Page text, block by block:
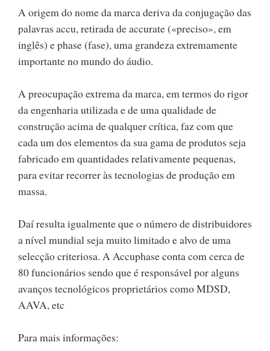
A origem do nome da marca deriva da conjugação das
palavras accu, retirada de accurate («preciso», em
inglês) e phase (fase), uma grandeza extremamente
importante no mundo do áudio.
A preocupação extrema da marca, em termos do rigor
da engenharia utilizada e de uma qualidade de
construção acima de qualquer crítica, faz com que
cada um dos elementos da sua gama de produtos seja
fabricado em quantidades relativamente pequenas,
para evitar recorrer às tecnologias de produção em
massa.
Daí resulta igualmente que o número de distribuidores
a nível mundial seja muito limitado e alvo de uma
selecção criteriosa. A Accuphase conta com cerca de
80 funcionários sendo que é responsável por alguns
avanços tecnológicos proprietários como MDSD,
AAVA, etc
Para mais informações: